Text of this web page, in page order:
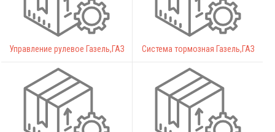
Управление рулевое Газель,ГАЗ Система тормозная Газель,ГАЗ